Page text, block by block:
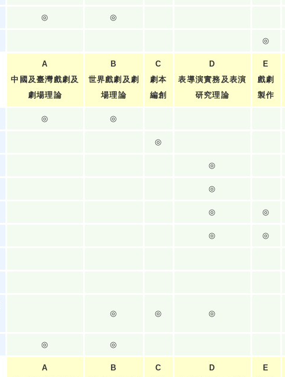
◎ ◎
◎
A
中國及臺灣戲劇及
劇場理論
B
世界戲劇及劇
場理論
C
劇本
編創
D
表導演實務及表演
研究理論
E
戲劇
製作
◎ ◎
◎
◎
◎
◎ ◎
◎ ◎
◎ ◎ ◎
◎ ◎
A
B
C
D
E